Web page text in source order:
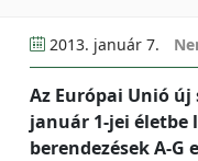
2013. január 7.
Az Európai Unió új
január 1-jei életbe
berendezések A-